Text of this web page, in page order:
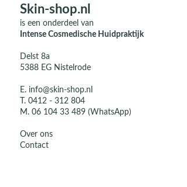
Skin-shop.nl
is een onderdeel van
Intense Cosmedische Huidpraktijk
Delst 8a
5388 EG Nistelrode
E. info@skin-shop.nl
T.0412 - 312 804
M.06 104 33 489 (WhatsApp)
Over ons
Contact